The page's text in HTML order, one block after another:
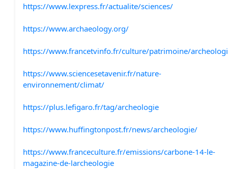
https://www.lexpress.fr/actualite/sciences/
https://www.archaeology.org/
https://www.francetvinfo.fr/culture/patrimoine/
https://www.sciencesetavenir.fr/nature-
environnement/climat/
https://plus.lefigaro.fr/tag/archeologie
https://www.huffingtonpost.fr/news/archeologie/
https://www.franceculture.fr/emissions/carbone-14-le-
magazine-de-larcheologie